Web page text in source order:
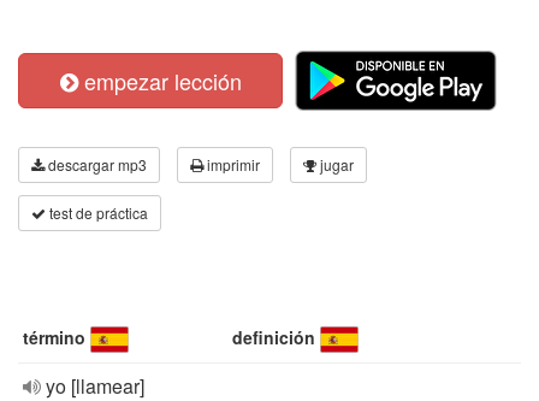
empezar lección
descargar mp3 imprimir jugar
test de práctica
término definición
yo [llamear]